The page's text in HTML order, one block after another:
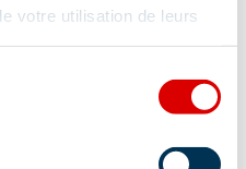
votre utilisation de leurs
à jour le